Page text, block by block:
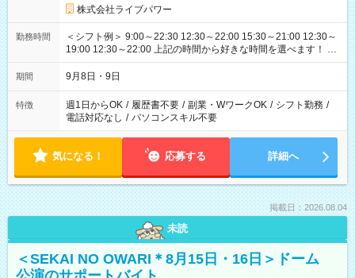
株式会社ライブパワー
勤務時間
＜シフト例＞ 9:00～22:30 12:30～22:00 15:30～21:00 12:30～
19:00 12:30～22:00 上記の時間から好きな時間を選べます！ ※
時間は変更となる可能性があります
期間 9月8日・9日
特徴 週1日からOK / 履歴書不要 / 副業・WワークOK / シフト勤務 /
電話対応なし / パソコンスキル不要
気になる！ 応募する 詳細へ
掲載日：2026.08.04
未読
＜SEKAI NO OWARI＊8月15日・16日＞ドーム